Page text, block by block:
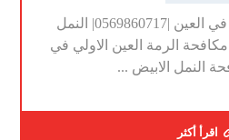
شركة مكافحة الرمة في العين |0569860717| النمل
الرمة العين الاولي في
النمل الابيض ...
اقرأ أكثر